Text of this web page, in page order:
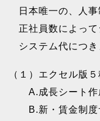
日本唯一の、人事
正社員数によって
システム代につき
（１）エクセル版
A.成長シート作
B.新・賃金制度